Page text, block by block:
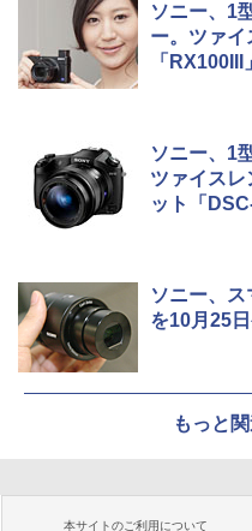
ソニー、1
ー。ツァイ
「
ソニー、1
ツァイスレ
ット「
ソニー、
を10月25
もっと
本サイトのご利用について